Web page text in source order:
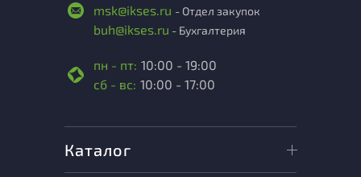
msk@ikses.ru - Отдел закупок
buh@ikses.ru - Бухгалтерия
пн - пт: 10:00 - 19:00
сб - вс: 10:00 - 17:00
Каталог